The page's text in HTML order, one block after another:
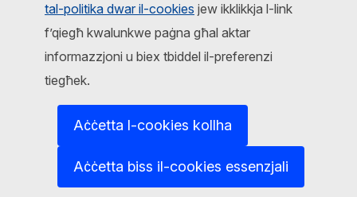
tal-politika dwar il-cookies jew ikklikkja l-link
f’qiegħ kwalunkwe paġna għal aktar
informazzjoni u biex tbiddel il-preferenzi
tiegħek.
Aċċetta l-cookies kollha
Aċċetta biss il-cookies essenzjali